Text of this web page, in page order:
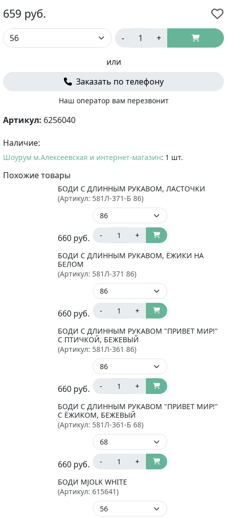
659 руб.
- +
или
Заказать по телефону
Наш оператор вам перезвонит
Артикул: 6256040
Наличие:
Шоурум м.Алексеевская и интернет-магазин: 1 шт.
Похожие товары
БОДИ С ДЛИННЫМ РУКАВОМ, ЛАСТОЧКИ
(Артикул: 581Л-371-Б 86)
660 руб. - +
БОДИ С ДЛИННЫМ РУКАВОМ, ЁЖИКИ НА
БЕЛОМ
(Артикул: 581Л-371 86)
660 руб. - +
БОДИ С ДЛИННЫМ РУКАВОМ "ПРИВЕТ МИР!"
С ПТИЧКОЙ, БЕЖЕВЫЙ
(Артикул: 581Л-361 86)
660 руб. - +
БОДИ С ДЛИННЫМ РУКАВОМ "ПРИВЕТ МИР!"
С ЁЖИКОМ, БЕЖЕВЫЙ
(Артикул: 581Л-361-Б 68)
660 руб. - +
БОДИ MJOLK WHITE
(Артикул: 615641)